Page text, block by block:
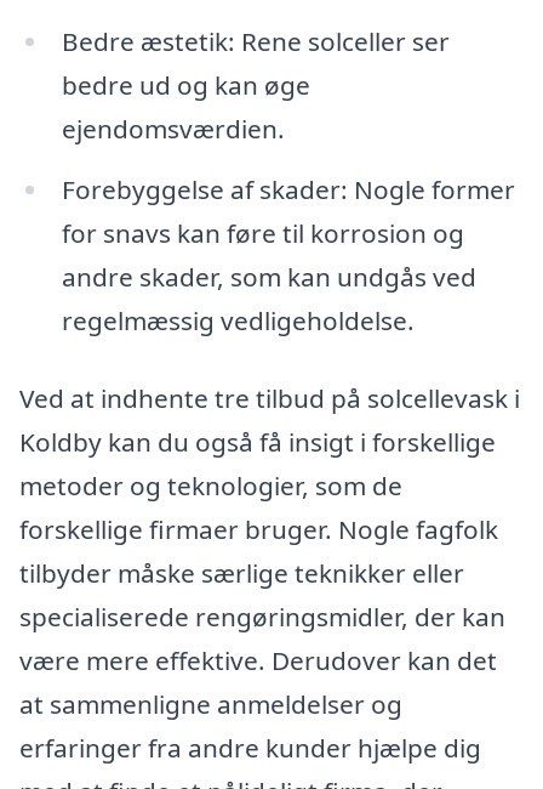
Bedre æstetik: Rene solceller ser
bedre ud og kan øge
ejendomsværdien.
Forebyggelse af skader: Nogle former
for snavs kan føre til korrosion og
andre skader, som kan undgås ved
regelmæssig vedligeholdelse.
Ved at indhente tre tilbud på solcellevask i
Koldby kan du også få insigt i forskellige
metoder og teknologier, som de
forskellige firmaer bruger. Nogle fagfolk
tilbyder måske særlige teknikker eller
specialiserede rengøringsmidler, der kan
være mere effektive. Derudover kan det
at sammenligne anmeldelser og
erfaringer fra andre kunder hjælpe dig